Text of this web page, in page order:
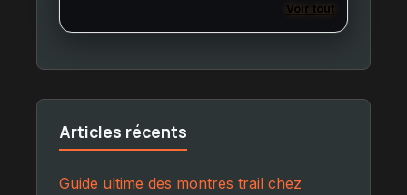
Voir tout
Articles récents
Guide ultime des montres trail chez